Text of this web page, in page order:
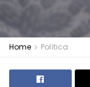
Home Política